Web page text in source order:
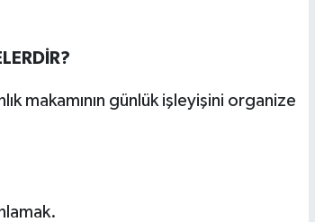
makamının günlük işleyişini organize